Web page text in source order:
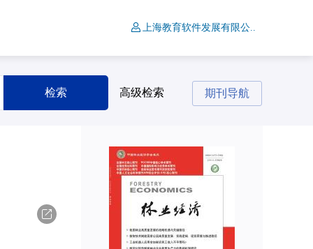
上海教育软件发展有限公..
检索 高级检索 期刊导航